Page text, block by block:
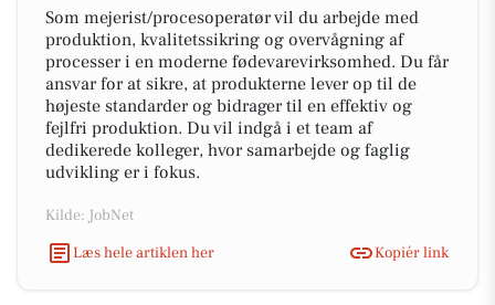
Som mejerist/procesoperatør vil du arbejde med
produktion, kvalitetssikring og overvågning af
processer i en moderne fødevarevirksomhed. Du får
ansvar for at sikre, at produkterne lever op til de
højeste standarder og bidrager til en effektiv og
fejlfri produktion. Du vil indgå i et team af
dedikerede kolleger, hvor samarbejde og faglig
udvikling er i fokus.
Kilde: JobNet
Læs hele artiklen her
Kopiér link